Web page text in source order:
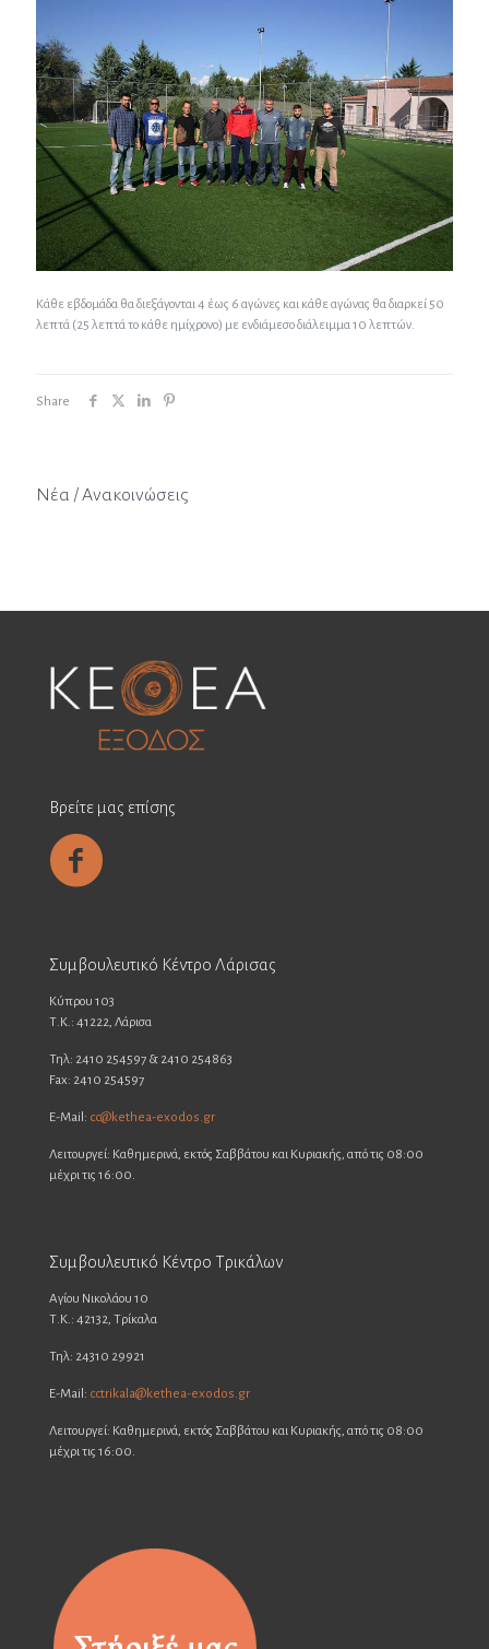
Κάθε εβδομάδα θα διεξάγονται 4 έως 6 αγώνες και κάθε αγώνας θα διαρκεί 50
λεπτά (25 λεπτά το κάθε ημίχρονο) με ενδιάμεσο διάλειμμα 10 λεπτών.
Share
Νέα / Ανακοινώσεις
Βρείτε μας επίσης
Συμβουλευτικό Κέντρο Λάρισας
Κύπρου 103
Τ.Κ.: 41222, Λάρισα
Τηλ: 2410 254597 & 2410 254863
Fax: 2410 254597
E-Mail: cc@kethea-exodos.gr
Λειτουργεί: Καθημερινά, εκτός Σαββάτου και Κυριακής, από τις 08:00
μέχρι τις 16:00.
Συμβουλευτικό Κέντρο Τρικάλων
Αγίου Νικολάου 10
Τ.Κ.: 42132, Τρίκαλα
Τηλ: 24310 29921
E-Mail: cctrikala@kethea-exodos.gr
Λειτουργεί: Καθημερινά, εκτός Σαββάτου και Κυριακής, από τις 08:00
μέχρι τις 16:00.